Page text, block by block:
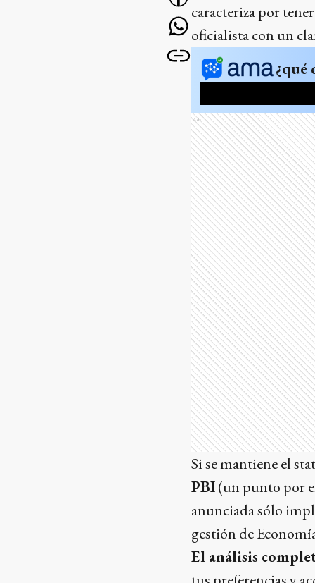
caracteriza por
oficialista con un
¿qué
Ads
Si se mantiene el
PBI(un punto por
anunciada sólo
gestión de
El análisis